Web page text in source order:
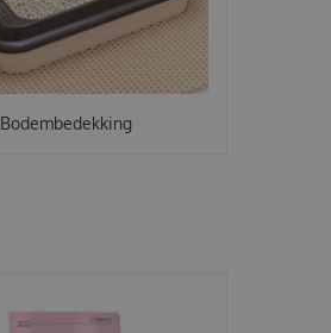
Bodembedekking